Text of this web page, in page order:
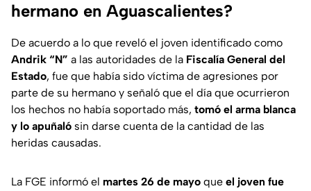
hermano en Aguascalientes?
De acuerdo a lo que reveló el joven identificado como
Andrik “N” a las autoridades de la Fiscalía General del
Estado, fue que había sido víctima de agresiones por
parte de su hermano y señaló que el día que ocurrieron
los hechos no había soportado más, tomó el arma blanca
y lo apuñaló sin darse cuenta de la cantidad de las
heridas causadas.
La FGE informó el martes 26 de mayo que el joven fue